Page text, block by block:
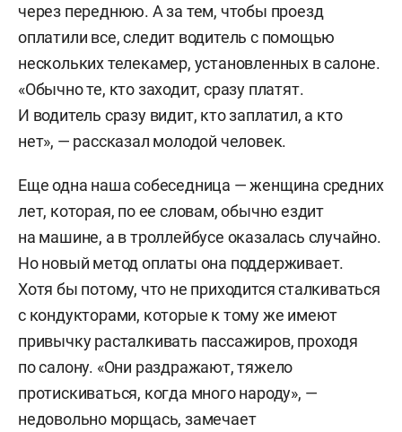
через переднюю. А за тем, чтобы проезд
оплатили все, следит водитель с помощью
нескольких телекамер, установленных в салоне.
«Обычно те, кто заходит, сразу платят.
И водитель сразу видит, кто заплатил, а кто
нет», — рассказал молодой человек.
Еще одна наша собеседница — женщина средних
лет, которая, по ее словам, обычно ездит
на машине, а в троллейбусе оказалась случайно.
Но новый метод оплаты она поддерживает.
Хотя бы потому, что не приходится сталкиваться
с кондукторами, которые к тому же имеют
привычку расталкивать пассажиров, проходя
по салону. «Они раздражают, тяжело
протискиваться, когда много народу», —
недовольно морщась, замечает